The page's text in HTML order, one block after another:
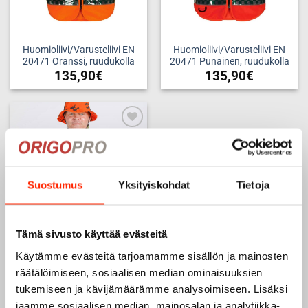
Suostumus Yksityiskohdat Tietoja
Tämä sivusto käyttää evästeitä
Käytämme evästeitä tarjoamamme sisällön ja mainosten
räätälöimiseen, sosiaalisen median ominaisuuksien
tukemiseen ja kävijämäärämme analysoimiseen. Lisäksi
jaamme sosiaalisen median, mainosalan ja analytiikka-
Huomioliivi/Varusteliivi EN
20471 Oranssi, ruudukolla
135,90€
Tällä
tuotteella
on
useampi
muunnelma.
valinnat
tuotteen
Huomioliivi/Varusteliivi EN
20471 Punainen, ruudukolla
135,90€
Tällä
muunnelma.
valinnat
Metsästysliivi Nuka-Trail,
M148 – Oranssi
149,00€
111,75€